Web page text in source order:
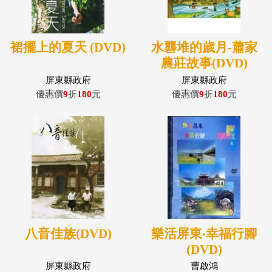
裙擺上的夏天 (DVD)
屏東縣政府
優惠價9折180元
水礱堆的歲月-蕭家
農莊故事(DVD)
屏東縣政府
優惠價9折180元
八音佳族(DVD)
屏東縣政府
樂活屏東‧幸福行腳
(DVD)
曹啟鴻